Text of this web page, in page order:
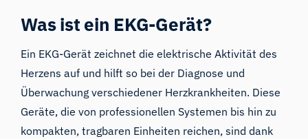
Was ist ein EKG-Gerät?
Ein EKG-Gerät zeichnet die elektrische Aktivität des
Herzens auf und hilft so bei der Diagnose und
Überwachung verschiedener Herzkrankheiten. Diese
Geräte, die von professionellen Systemen bis hin zu
kompakten, tragbaren Einheiten reichen, sind dank